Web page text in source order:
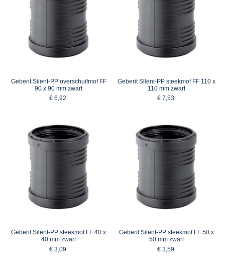
Geberit Silent-PP overschuifmof FF
90 x 90 mm zwart
€ 6,92
Geberit Silent-PP steekmof FF 110 x
110 mm zwart
€ 7,53
Geberit Silent-PP steekmof FF 40 x
40 mm zwart
€ 3,09
Geberit Silent-PP steekmof FF 50 x
50 mm zwart
€ 3,59